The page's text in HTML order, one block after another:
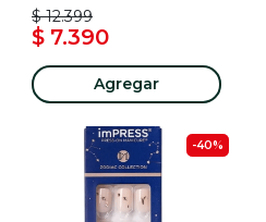
$ 12.399
$ 7.390
Agregar
-40%